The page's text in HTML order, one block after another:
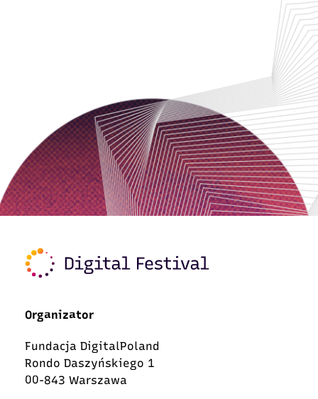
Organizator
Fundacja DigitalPoland
Rondo Daszyńskiego 1
00-843 Warszawa